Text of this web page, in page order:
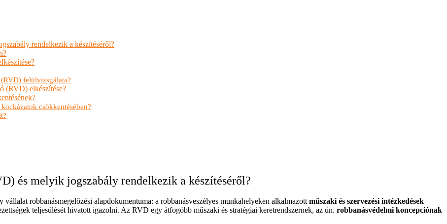
rendelkezik a készítéséről?
felülvizsgálata?
(RVD) elkészítése?
csökkentésében?
és melyik jogszabály rendelkezik a készítéséről?
robbanásmegelőzési alapdokumentuma: a robbanásveszélyes munkahelyeken alkalmazottműszaki és szervezési intézkedések
teljesülését hivatott igazolni. Az RVD egy átfogóbb műszaki és stratégiai keretrendszernek, az ún. robbanásvédelmi koncepciónak